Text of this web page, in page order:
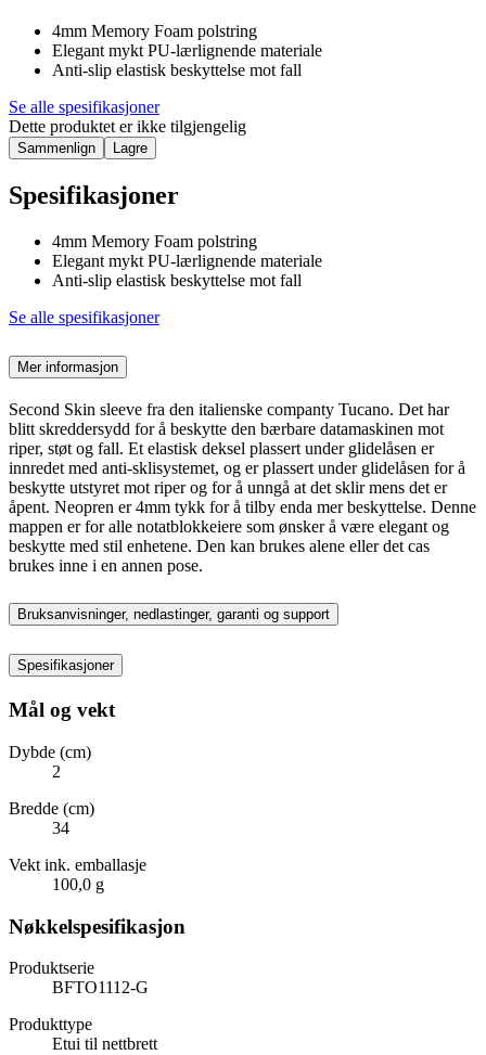
4mm Memory Foam polstring
Elegant mykt PU-lærlignende materiale
Anti-slip elastisk beskyttelse mot fall
Se alle spesifikasjoner
Dette produktet er ikke tilgjengelig
Sammenlign Lagre
Spesifikasjoner
4mm Memory Foam polstring
Elegant mykt PU-lærlignende materiale
Anti-slip elastisk beskyttelse mot fall
Se alle spesifikasjoner
Mer informasjon
Second Skin sleeve fra den italienske companty Tucano. Det har
blitt skreddersydd for å beskytte den bærbare datamaskinen mot
riper, støt og fall. Et elastisk deksel plassert under glidelåsen er
innredet med anti-sklisystemet, og er plassert under glidelåsen for å
beskytte utstyret mot riper og for å unngå at det sklir mens det er
åpent. Neopren er 4mm tykk for å tilby enda mer beskyttelse. Denne
mappen er for alle notatblokkeiere som ønsker å være elegant og
beskytte med stil enhetene. Den kan brukes alene eller det cas
brukes inne i en annen pose.
Bruksanvisninger, nedlastinger, garanti og support
Spesifikasjoner
Mål og vekt
Dybde (cm)
2
Bredde (cm)
34
Vekt ink. emballasje
100,0 g
Nøkkelspesifikasjon
Produktserie
BFTO1112-G
Produkttype
Etui til nettbrett